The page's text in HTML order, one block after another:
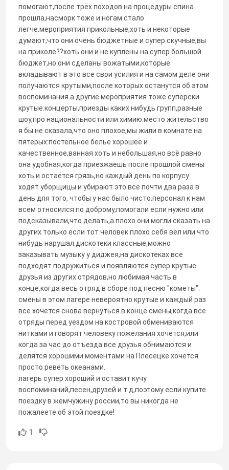
помогают,после трёх походов на процедуры спина
прошла,насморк тоже и ногам стало
легче.мероприятия прикольные,хоть и некоторые
думают,что они очень бюджетные и супер скучные,вы
на приколе??хоть они и не куплены на супер большой
бюджет,но они сделаны вожатыми,которые
вкладывают в это все свои усилия и на самом деле они
получаются крутыми,после которых останутся об этом
воспоминания.а другие мероприятия тоже суперски
крутые:концерты,приезды каких нибудь групп,разные
шоу,про национальности или химию.место жительство
я бы не сказала,что оно плохое,мы жили в комнате на
пятерых:постельное бельё хорошее и
качественное,ванная хоть и небольшая,но всё равно
она удобная,когда приезжаешь после прошлой смены
хоть и остаётся грязь,но каждый день по корпусу
ходят уборщицы и убирают это всё почти два раза в
день для того, чтобы у нас было чисто.персонал к нам
всем относился по доброму,помогали если нужно или
подсказывали,что делать,а плохо они могли сказать на
других только если тот человек плохо себя вёл или что
нибудь нарушал.дискотеки классные,можно
заказывать музыку у диджея,на дискотеках все
подходят подружиться и появляются супер крутые
друзья из других отрядов,но любимая часть в
конце,когда весь отряд в сборе под песню "кометы".
смены в этом лагере невероятно крутые и каждый раз
всё хочется снова вернуться.в конце смены,когда все
отряды перед уездом на костровой обмениваются
нитками и говорят человеку пожелания хочется,или
когда за час до отъезда все друзья обнимаются и
делятся хорошими моментами на Плесецке хочется
просто реветь океанами.
лагерь супер хороший и оставит кучу
воспоминаний,песен,друзей и т.д,поэтому если купите
поездку в жемчужину россии,то вы никогда не
пожалеете об этой поездке!
1